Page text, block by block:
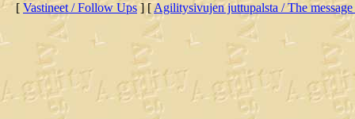
[ Vastineet / Follow Ups] [Agilitysivujen juttupalsta / The